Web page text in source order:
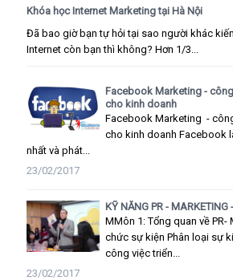
Khóa học Internet Marketing tại Hà Nội
Đã bao giờ bạn tự hỏi tại sao người khác
Internet còn bạn thì không? Hơn 1/3...
Facebook Marketing -
cho kinh doanh
Facebook Marketing -
cho kinh doanh Facebook
nhất và phát...
23/02/2017
KỸ NĂNG PR - MARKETING
MMôn 1: Tổng quan về PR-
chức sự kiện Phân loại sự
công việc triển...
23/02/2017